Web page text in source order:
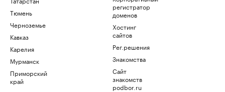
Тюмень
Черноземье
Кавказ
Карелия
Мурманск
Приморский
край
регистратор
доменов
Хостинг
сайтов
Рег.решения
Знакомства
Сайт
знакомств
podbor.ru